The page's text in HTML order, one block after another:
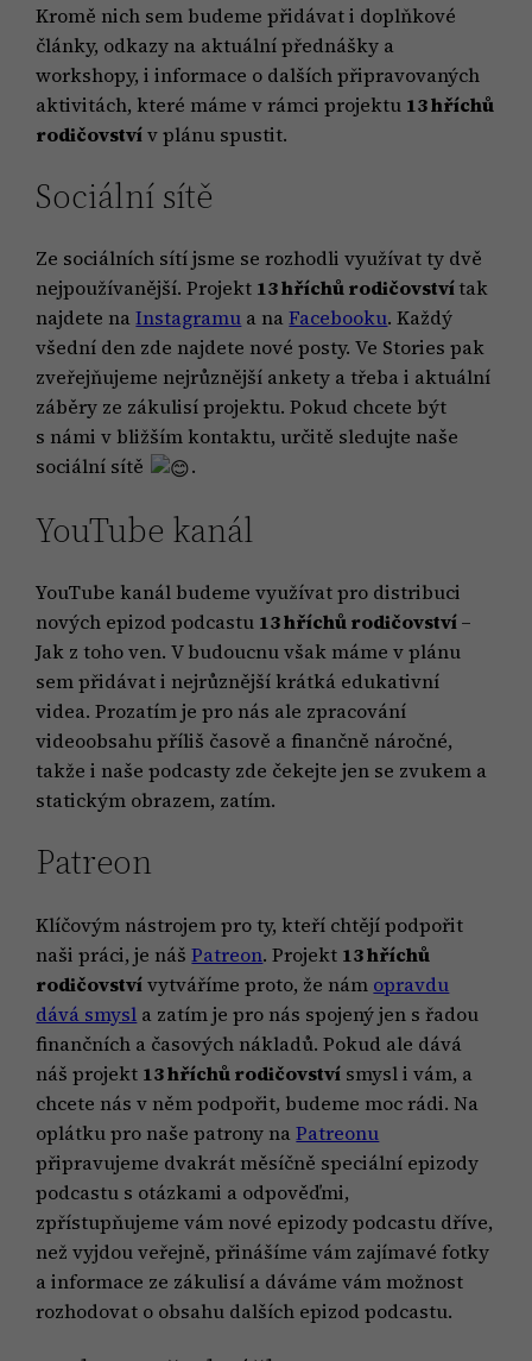
Kromě nich sem budeme přidávat i doplňkové
články, odkazy na aktuální přednášky a
workshopy, i informace o dalších připravovaných
aktivitách, které máme v rámci projektu 13 hříchů
rodičovstvív plánu spustit.
Sociální sítě
Ze sociálních sítí jsme se rozhodli využívat ty dvě
nejpoužívanější. Projekt 13 hříchů rodičovstvítak
najdete naInstagramu a naFacebooku. Každý
všední den zde najdete nové posty. Ve Stories pak
zveřejňujeme nejrůznější ankety a třeba i aktuální
záběry ze zákulisí projektu. Pokud chcete být
s námi v bližším kontaktu, určitě sledujte naše
sociální sítě
.
YouTube kanál
YouTube kanál budeme využívat pro distribuci
nových epizod podcastu 13 hříchů rodičovství–
Jak z toho ven. V budoucnu však máme v plánu
sem přidávat i nejrůznější krátká edukativní
videa. Prozatím je pro nás ale zpracování
videoobsahu příliš časově a finančně náročné,
takže i naše podcasty zde čekejte jen se zvukem a
statickým obrazem, zatím.
Patreon
Klíčovým nástrojem pro ty, kteří chtějí podpořit
naši práci, je nášPatreon. Projekt 13 hříchů
rodičovstvívytváříme proto, že nám opravdu
dává smysl a zatím je pro nás spojený jen s řadou
finančních a časových nákladů. Pokud ale dává
náš projekt 13 hříchů rodičovství smysl i vám, a
chcete nás v něm podpořit, budeme moc rádi. Na
oplátku pro naše patrony naPatreonu
připravujeme dvakrát měsíčně speciální epizody
podcastu s otázkami a odpověďmi,
zpřístupňujeme vám nové epizody podcastu dříve,
než vyjdou veřejně, přinášíme vám zajímavé fotky
a informace ze zákulisí a dáváme vám možnost
rozhodovat o obsahu dalších epizod podcastu.